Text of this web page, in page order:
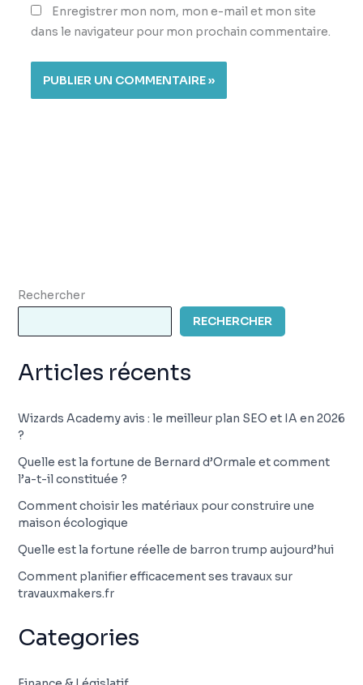
Enregistrer mon nom, mon e-mail et mon site
dans le navigateur pour mon prochain commentaire.
Rechercher
RECHERCHER
Articles récents
Wizards Academy avis : le meilleur plan SEO et IA en 2026
?
Quelle est la fortune de Bernard d’Ormale et comment
l’a-t-il constituée ?
Comment choisir les matériaux pour construire une
maison écologique
Quelle est la fortune réelle de barron trump aujourd’hui
Comment planifier efficacement ses travaux sur
travauxmakers.fr
Categories